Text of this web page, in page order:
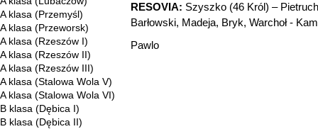
A klasa (Przemyśl)
A klasa (Przeworsk)
A klasa (Rzeszów I)
A klasa (Rzeszów II)
A klasa (Rzeszów III)
A klasa (Stalowa Wola V)
A klasa (Stalowa Wola VI)
B klasa (Dębica I)
B klasa (Dębica II)
RESOVIA: Szyszko (46 Król) –
Barłowski, Madeja, Bryk, Warchoł -
Pawlo